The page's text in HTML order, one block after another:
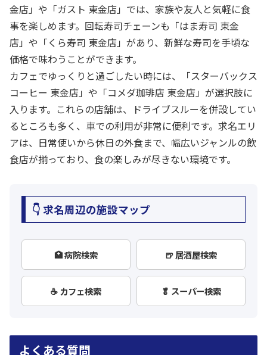
金店」や「ガスト 東金店」では、家族や友人と気軽に食
事を楽しめます。回転寿司チェーンも「はま寿司 東金
店」や「くら寿司 東金店」があり、新鮮な寿司を手頃な
価格で味わうことができます。
カフェでゆっくりと過ごしたい時には、「スターバックス
コーヒー 東金店」や「コメダ珈琲店 東金店」が選択肢に
入ります。これらの店舗は、ドライブスルーを併設してい
るところも多く、車での利用が非常に便利です。求名エリ
アは、日常使いから休日の外食まで、幅広いジャンルの飲
食店が揃っており、食の楽しみが尽きない環境です。
👇 求名周辺の施設マップ
🏥 病院検索 🍺 居酒屋検索
☕ カフェ検索 🥬 スーパー検索
よくある質問